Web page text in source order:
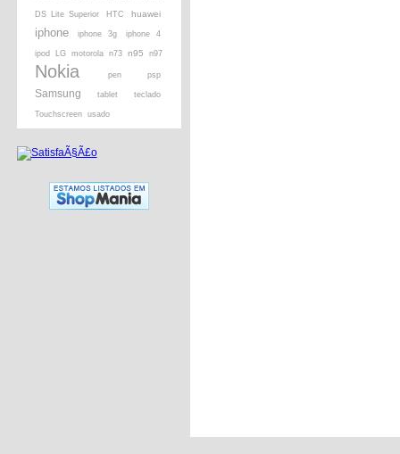
DS Lite Superior HTC huawei
iphone iphone 3g iphone 4
ipod LG motorola n73 n95 n97
Nokia pen psp
Samsung tablet teclado
Touchscreen usado